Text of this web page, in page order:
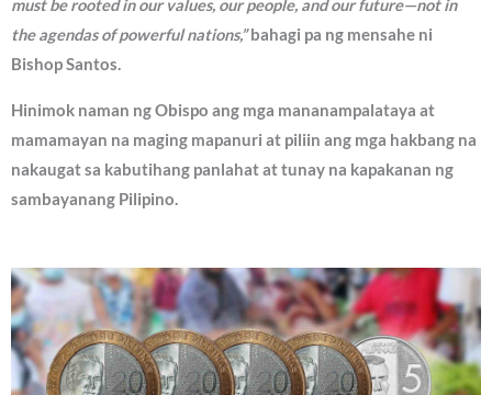
must be rooted in our values, our people, and our future—not in
the agendas of powerful nations,”bahagi pa ng mensahe ni
Bishop Santos.
Hinimok naman ng Obispo ang mga mananampalataya at
mamamayan na maging mapanuri at piliin ang mga hakbang na
nakaugat sa kabutihang panlahat at tunay na kapakanan ng
sambayanang Pilipino.